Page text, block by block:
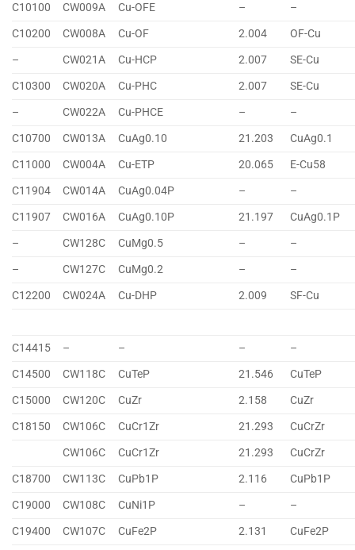
C10100
CW009A Cu-OFE –
–
C10200
CW008A Cu-OF 2.004
OF-Cu
–
CW021A Cu-HCP 2.007
SE-Cu
C10300
CW020A Cu-PHC 2.007
SE-Cu
–
CW022A Cu-PHCE –
–
C10700
CW013A CuAg0.10 21.203
CuAg0.1
C11000
CW004A Cu-ETP 20.065
E-Cu58
C11904
CW014A CuAg0.04P –
–
C11907
CW016A CuAg0.10P 21.197
CuAg0.1P
–
CW128C CuMg0.5 –
–
–
CW127C CuMg0.2 –
–
C12200
CW024A Cu-DHP 2.009 SF-Cu
C14415 – – –
–
C14500
CW118C CuTeP 21.546
CuTeP
C15000
CW120C CuZr 2.158
CuZr
C18150
CW106C CuCr1Zr 21.293
CuCrZr
CW106C
CuCr1Zr 21.293
CuCrZr
C18700
CW113C CuPb1P 2.116
CuPb1P
C19000
CW108C CuNi1P –
–
C19400
CW107C CuFe2P 2.131
CuFe2P